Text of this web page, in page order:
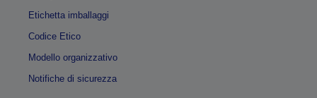
Etichetta imballaggi
Codice Etico
Modello organizzativo
Notifiche di sicurezza